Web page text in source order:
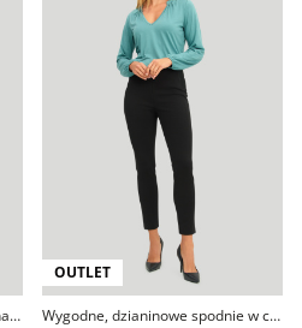
Wiskozowa spódnica, zapinana na guziki
OUTLET
Wygodne, dzianinowe spodnie w czarnym kolorze